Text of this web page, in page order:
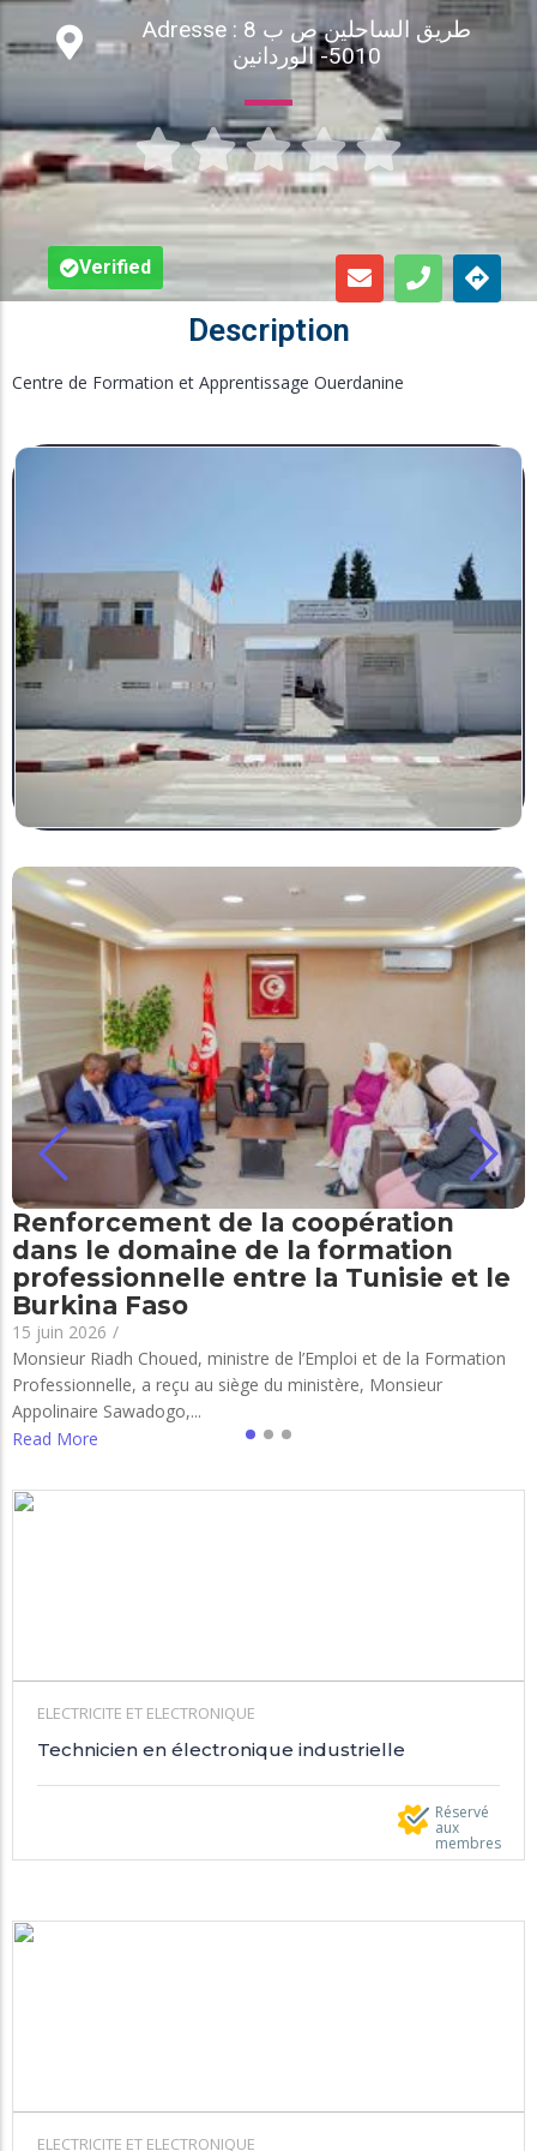
Inscription en Ligne
Foire aux Questions
Adresse : طريق الساحلين ص ب 8
5010- الوردانين

Verified
Description
Centre de Formation et Apprentissage Ouerdanine
Renforcement de la coopération
dans le domaine de la formation
professionnelle entre la Tunisie et le
Burkina Faso
15 juin 2026 /
Monsieur Riadh Choued, ministre de l’Emploi et de la Formation
Professionnelle, a reçu au siège du ministère, Monsieur
Appolinaire Sawadogo,...
Read More
ELECTRICITE ET ELECTRONIQUE
Technicien en électronique industrielle
Réservé
aux
membres
ELECTRICITE ET ELECTRONIQUE